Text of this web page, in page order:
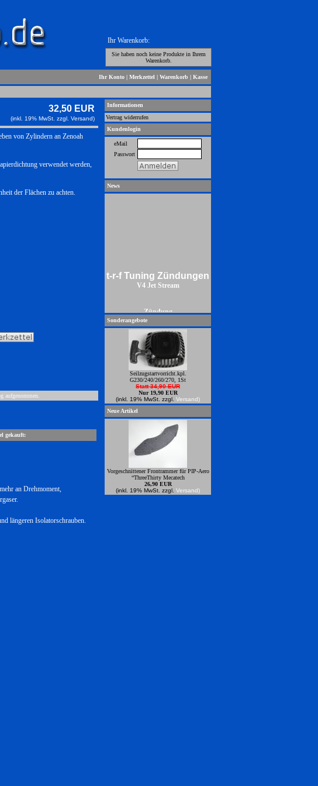
Ihr Warenkorb:
Sie haben noch keine Produkte in Ihrem
Warenkorb.
Ihr Konto | Merkzettel | Warenkorb | Kasse
32,50 EUR
(inkl. 19% MwSt. zzgl. Versand)
von Zylindern an Zenoah
verwendet werden,
der Flächen zu achten.
aufgenommen.
gekauft:
an Drehmoment,
längeren Isolatorschrauben.
Informationen
Vertrag widerrufen
Kundenlogin
eMail
Passwort
News
t-r-f Tuning Zündungen
V4 Jet Stream
Zündung
Sonderangebote
Seilzugstartvorricht.kpl.
G230/240/260/270, 1St
Statt 34,90 EUR
Nur 19,90 EUR
(inkl. 19% MwSt. zzgl. Versand)
Neue Artikel
Vorgeschnittener Frontrammer für PIP-Aero
“ThreeThirty Mecatech
26,90 EUR
(inkl. 19% MwSt. zzgl. Versand)